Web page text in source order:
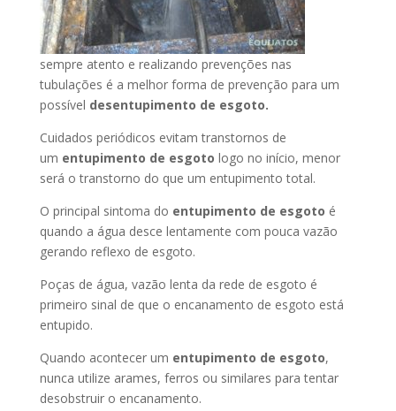
sempre atento e realizando prevenções nas
tubulações é a melhor forma de prevenção para um
possível desentupimento de esgoto.
Cuidados periódicos evitam transtornos de
um entupimento de esgoto logo no início, menor
será o transtorno do que um entupimento total.
O principal sintoma do entupimento de esgoto é
quando a água desce lentamente com pouca vazão
gerando reflexo de esgoto.
Poças de água, vazão lenta da rede de esgoto é
primeiro sinal de que o encanamento de esgoto está
entupido.
Quando acontecer um entupimento de esgoto,
nunca utilize arames, ferros ou similares para tentar
desobstruir o encanamento.